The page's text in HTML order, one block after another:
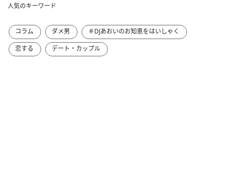
人気のキーワード
コラム ダメ男
＃DJあおいのお知恵をはいしゃく
恋する
デート・カップル